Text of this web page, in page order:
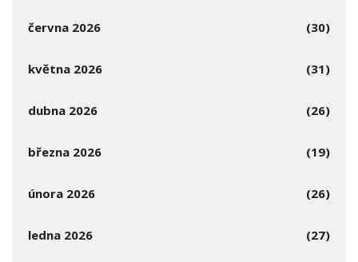
června 2026 (30)
května 2026 (31)
dubna 2026 (26)
března 2026 (19)
února 2026 (26)
ledna 2026 (27)